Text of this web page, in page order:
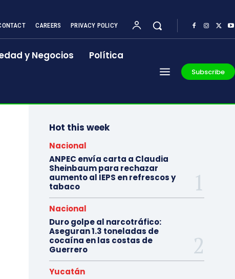
CAREERS PRIVACY POLICY
y Negocios Política
Subscribe
Hot this week
Nacional
ANPEC envía carta a Claudia
Sheinbaum para rechazar
aumento al IEPS en refrescos y
tabaco
Nacional
Duro golpe al narcotráfico:
Aseguran 1.3 toneladas de
cocaína en las costas de
Guerrero
Yucatán